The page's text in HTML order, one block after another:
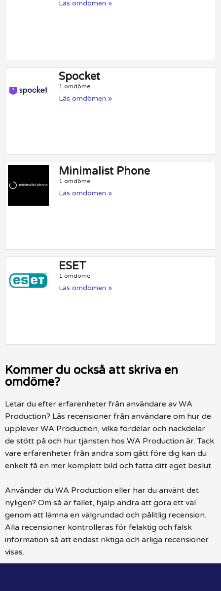
Läs omdömen »
Spocket
1 omdöme
Läs omdömen »
Minimalist Phone
1 omdöme
Läs omdömen »
ESET
1 omdöme
Läs omdömen »
Kommer du också att skriva en
omdöme?
Letar du efter erfarenheter från användare av WA
Production? Läs recensioner från användare om hur de
upplever WA Production, vilka fördelar och nackdelar
de stött på och hur tjänsten hos WA Production är. Tack
vare erfarenheter från andra som gått före dig kan du
enkelt få en mer komplett bild och fatta ditt eget beslut.
Använder du WA Production eller har du använt det
nyligen? Om så är fallet, hjälp andra att göra ett val
genom att lämna en välgrundad och pålitlig recension.
Alla recensioner kontrolleras för felaktig och falsk
information så att endast riktiga och ärliga recensioner
visas.